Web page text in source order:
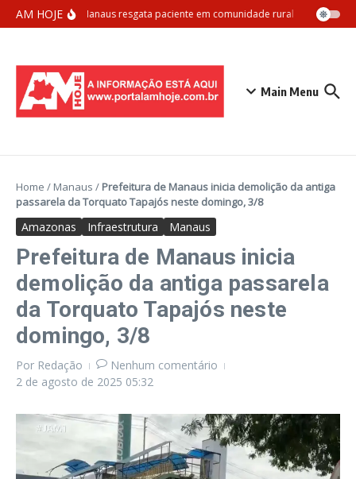
Ir para o conteúdo
AM HOJESamu Manaus resgata paciente em comunidade rural com apoio
Main Menu
Home / Manaus / Prefeitura de Manaus inicia demolição da antiga
passarela da Torquato Tapajós neste domingo, 3/8
Amazonas Infraestrutura Manaus
Prefeitura de Manaus inicia
demolição da antiga passarela
da Torquato Tapajós neste
domingo, 3/8
Por Redação
Nenhum comentário
2 de agosto de 2025 05:32